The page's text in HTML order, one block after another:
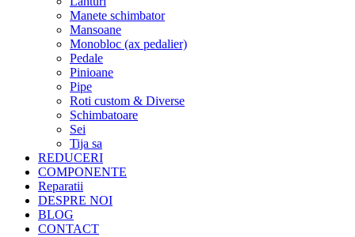
Manete schimbator
Mansoane
Monobloc (ax pedalier)
Pedale
Pinioane
Pipe
Roti custom & Diverse
Schimbatoare
Sei
Tija sa
REDUCERI
COMPONENTE
Reparatii
DESPRE NOI
BLOG
CONTACT